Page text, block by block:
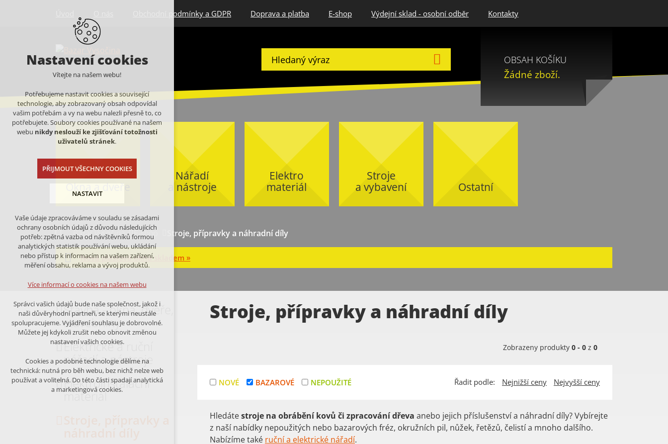
Obchodní podmínky a GDPR Doprava a platba E-shop Výdejní sklad - osobní odběr Kontakty
OBSAH KOŠÍKU
Žádné zboží.
Okna a dveře
Nářadí
a nástroje
Elektro
materiál
Stroje
a vybavení
Ostatní
Bazar Vysočina E-shop Stroje, přípravky a náhradní díly
Nová plastová okna skladem »
Stroje, přípravky a náhradní díly
Zobrazeny produkty 0 - 0 z 0
NOVÉ BAZAROVÉ NEPOUŽITÉ Řadit podle: Nejnižší ceny Nejvyšší ceny
Hledátestroje na obrábění kovů či zpracování dřeva anebo jejich příslušenství a náhradní díly? Vybírejte
z naší nabídky nepoužitých nebo bazarových fréz, okružních pil, nůžek, řetězů, čelistí a mnoho dalšího.
Nabízíme také ruční a elektrické nářadí.
Stavba - okna, dveře,
stavebniny
Elektrické a ruční
nářadí a nástroje
Elektroinstalační
materiál
Nastavení cookies
Vítejte na našem webu!
Potřebujeme nastavit cookies a související
technologie, aby zobrazovaný obsah odpovídal
vašim potřebám a vy na webu nalezli přesně to, co
potřebujete. Soubory cookies používané na našem
webu nikdy neslouží ke zjišťování totožnosti
uživatelů stránek.
PŘIJMOUT VŠECHNY COOKIES
NASTAVIT
Technická cookies
nutná pro provozování webu
udržení kontextu stránek (session):
případná přihlášení, volby jazyka, apod.
Volitelná cookies
analytická pro anonymizované
vyhodnocení návštěvnosti
marketingová cookies (Google,Facebook)
Více informací o cookies na našem webu
ODMÍTNOUT VŠE
Vaše údaje zpracováváme v souladu se zásadami
ochrany osobních údajů z důvodu následujících
potřeb: zpětná vazba od návštěvníků formou
analytických statistik používání webu, ukládání
nebo přístup k informacím na vašem zařízení,
měření obsahu, reklama a vývoj produktů.
Více informací o cookies na našem webu
Správci vašich údajů bude naše společnost, jakož i
naši důvěryhodní partneři, se kterými neustále
spolupracujeme. Vyjádření souhlasu je dobrovolné.
Můžete jej kdykoli zrušit nebo obnovit změnou
nastavení vašich cookies.
Cookies a podobné technologie dělíme na
technická: nutná pro běh webu, bez nichž nelze web
používat a volitelná. Do této části spadají analytická
a marketingová cookies.